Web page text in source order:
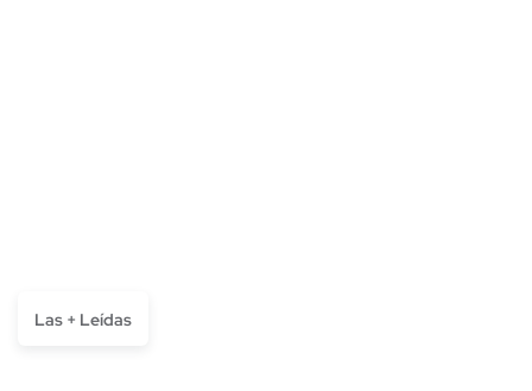
Las + Leídas